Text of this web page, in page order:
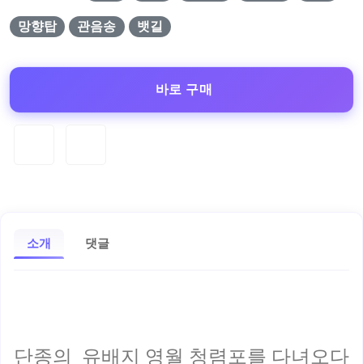
망향탑 관음송 뱃길
바로 구매
소개 댓글
단종의 유배지 영월 청렴포를 다녀오다